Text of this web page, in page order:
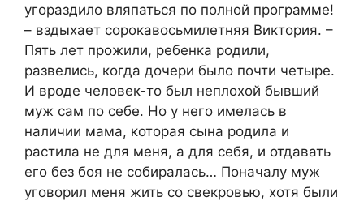
угораздило вляпаться по полной программе!
– вздыхает сорокавосьмилетняя Виктория. –
Пять лет прожили, ребенка родили,
развелись, когда дочери было почти четыре.
И вроде человек-то был неплохой бывший
муж сам по себе. Но у него имелась в
наличии мама, которая сына родила и
растила не для меня, а для себя, и отдавать
его без боя не собиралась… Поначалу муж
уговорил меня жить со свекровью, хотя были